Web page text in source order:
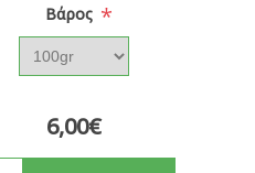
Bάρος *
6,00€